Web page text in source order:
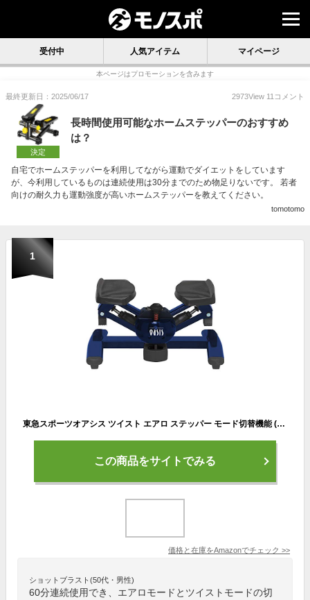
受付中 人気アイテム マイページ
本ページはプロモーションを含みます
最終更新日：2025/06/17 2973View 11 コメント
決定
長時間使用可能なホームステッパーのおすすめ
は？
自宅でホームステッパーを利用してながら運動でダイエットをしています
が、今利用しているものは連続使用は30分までのため物足りないです。 若者
向けの耐久力も運動強度が高いホームステッパーを教えてください。
tomotomo
1
東急スポーツオアシス ツイスト エアロ ステッパー モード切替機能 (ツイスト/エアロ) 連続使用 約60分 静音 SP-200 (ネイビー)
この商品をサイトでみる
価格と在庫をAmazonでチェック >>
ショットブラスト(50代・男性)
60分連続使用でき、エアロモードとツイストモードの切